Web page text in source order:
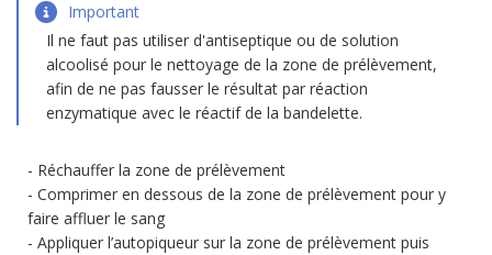
Important
Il ne faut pas utiliser d'antiseptique ou de solution
alcoolisé pour le nettoyage de la zone de prélèvement,
afin de ne pas fausser le résultat par réaction
enzymatique avec le réactif de la bandelette.
Réchauffer la zone de prélèvement
Comprimer en dessous de la zone de prélèvement pour y
faire affluer le sang
Appliquer l’autopiqueur sur la zone de prélèvement puis